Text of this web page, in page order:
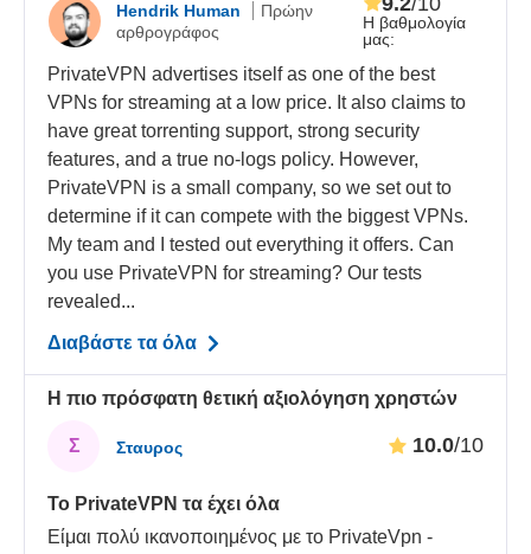
Hendrik Human
Πρώην
αρθρογράφος
Η βαθμολογία
μας:
PrivateVPN advertises itself as one of the best
VPNs for streaming at a low price. It also claims to
have great torrenting support, strong security
features, and a true no-logs policy. However,
PrivateVPN is a small company, so we set out to
determine if it can compete with the biggest VPNs.
My team and I tested out everything it offers. Can
you use PrivateVPN for streaming? Our tests
revealed...
Διαβάστε τα όλα
Η πιο πρόσφατη θετική αξιολόγηση χρηστών
Σ Σταυρος 10.0/10
Το PrivateVPN τα έχει όλα
Είμαι πολύ ικανοποιημένος με το PrivateVpn -